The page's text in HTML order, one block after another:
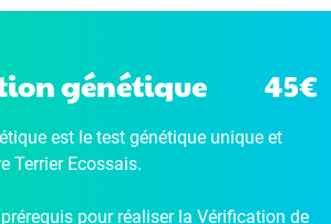
génétique 45€
est le test génétique unique et
Terrier Ecossais.
pour réaliser la Vérification de